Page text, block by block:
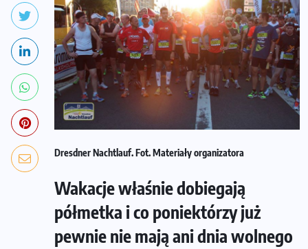
Dresdner Nachtlauf. Fot. Materiały organizatora
Wakacje właśnie dobiegają
półmetka i co poniektórzy już
pewnie nie mają ani dnia wolnego